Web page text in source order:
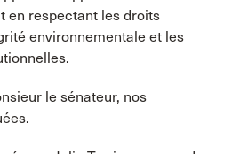
en respectant les droits
environnementale et les
le sénateur, nos